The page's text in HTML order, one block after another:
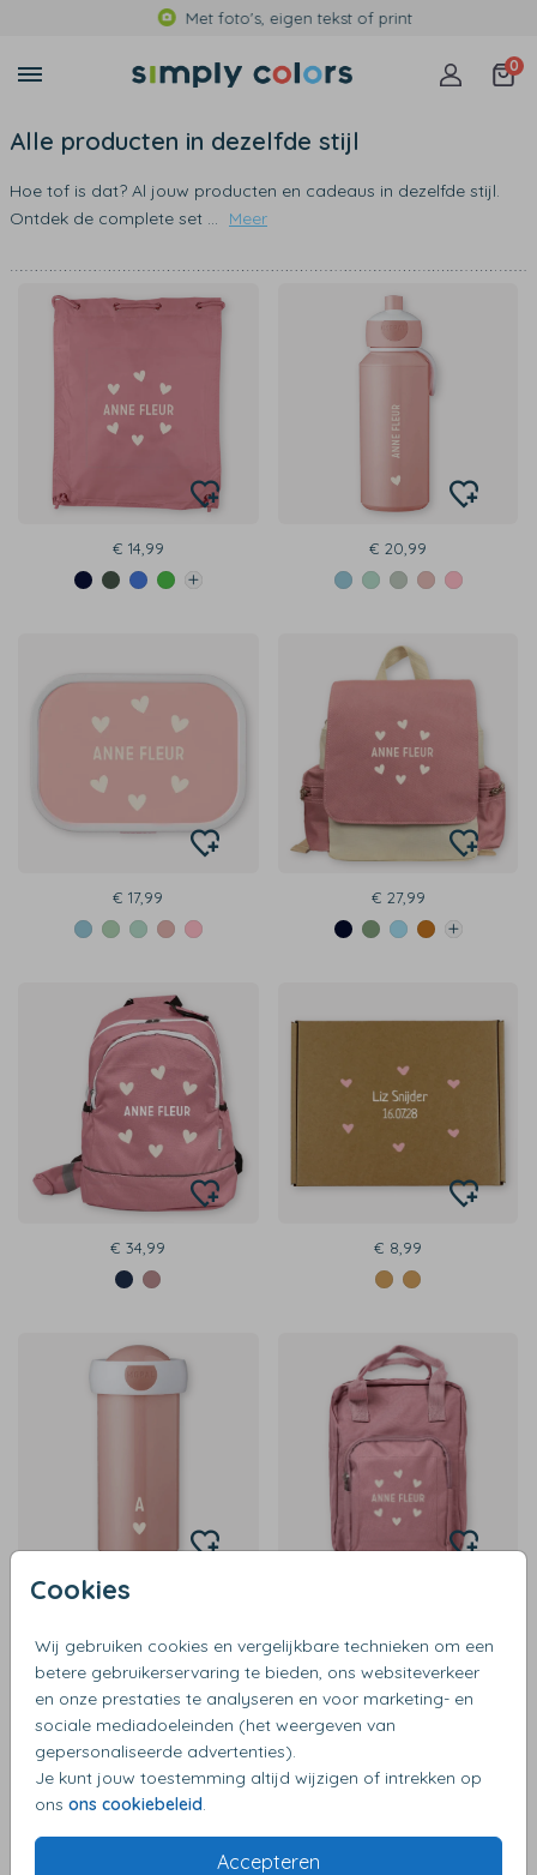
Met foto's, eigen tekst of print
0
Cookies
Wij gebruiken cookies en vergelijkbare technieken om een
betere gebruikerservaring te bieden, ons websiteverkeer
en onze prestaties te analyseren en voor marketing- en
sociale mediadoeleinden (het weergeven van
gepersonaliseerde advertenties).
Je kunt jouw toestemming altijd wijzigen of intrekken op
ons ons cookiebeleid
Accepteren
Alle producten in dezelfde stijl
Hoe tof is dat? Al jouw producten en cadeaus in dezelfde stijl.
Ontdek de complete set ... Meer
€ 14,99 € 20,99
€ 17,99 € 27,99
€ 34,99 € 8,99
€ 18,99
Sale | 33%